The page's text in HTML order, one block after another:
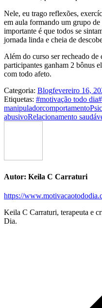
Nele, eu trago reflexões,
em aula formando um grupo
importante é que todos se
jornada linda e cheia de
Além do curso ser recheado
participantes ganham 2 bônus
com todo afeto.
Categoria: Blogfevereiro 16,
Etiquetas: #motivação todo dia
manipuladorcomportamento
abusivoRelacionamento
Autor: Keila C Carraturi
https://
Keila C Carraturi, terapeuta e
Dia.